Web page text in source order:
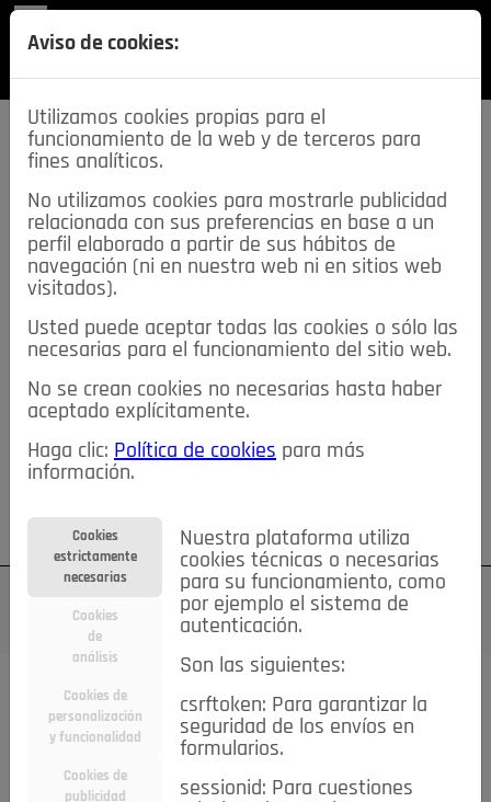
SECCIONES
descarga esta
REVISTA
≡NOTICIAS
NOTICIAS SERVICIOS DE INTERÉS
TABLÓN DE ANUNCIOS MIS ANUNCIOS CONTACTO
NOSOTROS
Su cuenta Regístrese ¿Olvidó su contraseña?
Todas las noticias..
#TePrestoMisOjos Caridad
Ciencia&Tecnología
Economía
Entretenimiento
Estilo de Vida
Aviso de cookies:
Utilizamos cookies propias para el
funcionamiento de la web y de terceros para
fines analíticos.
No utilizamos cookies para mostrarle publicidad
relacionada con sus preferencias en base a un
perfil elaborado a partir de sus hábitos de
navegación (ni en nuestra web ni en sitios web
visitados).
Usted puede aceptar todas las cookies o sólo las
necesarias para el funcionamiento del sitio web.
No se crean cookies no necesarias hasta haber
aceptado explícitamente.
Haga clic: Política de cookies para más
información.
Cookies
estrictamente
necesarias
Cookies
de
análisis
Cookies de
personalización
y funcionalidad
Cookies de
publicidad
Nuestra plataforma utiliza
cookies técnicas o necesarias
para su funcionamiento, como
por ejemplo el sistema de
autenticación.
Son las siguientes:
csrftoken: Para garantizar la
seguridad de los envíos en
formularios.
sessionid: Para cuestiones